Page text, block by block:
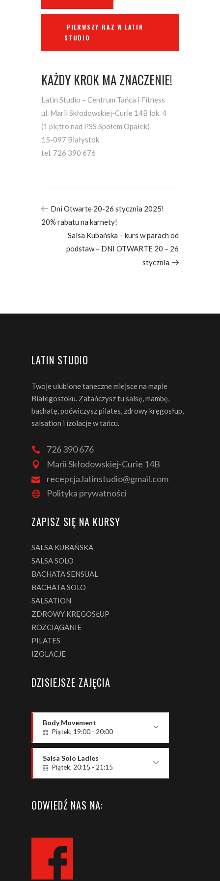
PIERWSZY RAZ W LATIN
STUDIO
KAŻDY KROK MA ZNACZENIE!
Latin Studio – Centrum Tańca i Fitness
ul. Marii Skłodowskiej-Curie 14B lok. 4
(1 piętro nad PSS Społem Opałek)
15-097 Białystok
tel. 726 390 676
Dni Otwarte 20-26 stycznia 2025!
20% rabatu na karnety!
Salsa Kubańska – kurs w parach od
podstaw – DNI OTWARTE 20 – 26
stycznia
LATIN STUDIO
Twoje ulubione taneczne miejsce na mapie
Białegostoku. Zatańczysz tu salsę, mambę,
bachatę, poćwiczysz pilates, zdrowy kręgosłup,
salsation i izolacje w tańcu.
726 390 676
Marii Skłodowskiej-Curie 14B
recepcja.latinstudio@gmail.com
Polityka prywatności
ZAPISZ SIĘ NA KURSY
SALSA KUBAŃSKA
SALSA SOLO
BACHATA SENSUAL
BACHATA SOLO
SALSATION
ZDROWY KRĘGOSŁUP
ROZCIĄGANIE
PILATES
IZOLACJE
DZISIEJSZE ZAJĘCIA
Body Movement
Piątek, 19:00 - 20:00
Poziom OPEN
Paweł Zieja
Salsa Solo Ladies
Piątek, 20:15 - 21:15
ODWIEDŹ NAS NA: